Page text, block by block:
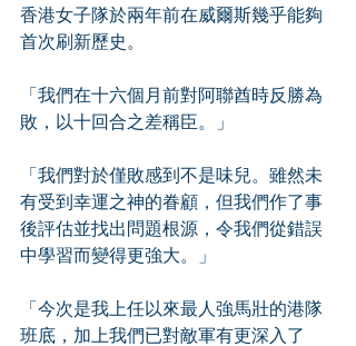
香港女子隊於兩年前在威爾斯幾乎能夠
首次刷新歷史。
「我們在十六個月前對阿聯酋時反勝為
敗，以十回合之差稱臣。」
「我們對於僅敗感到不是味兒。雖然未
有受到幸運之神的眷顧，但我們作了事
後評估並找出問題根源，令我們從錯誤
中學習而變得更強大。」
「今次是我上任以來最人強馬壯的港隊
班底，加上我們已對敵軍有更深入了